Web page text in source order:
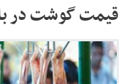
قیمت گوشت در